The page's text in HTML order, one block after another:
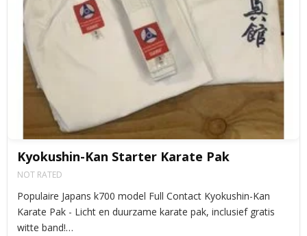
Kyokushin-Kan Starter Karate Pak
NOT RATED
Populaire Japans k700 model Full Contact Kyokushin-Kan
Karate Pak - Licht en duurzame karate pak, inclusief gratis
witte band!